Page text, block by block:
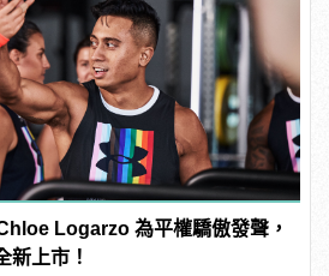
Logarzo 為平權驕傲發聲，
新上市！